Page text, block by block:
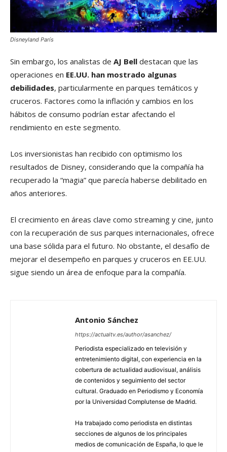
Disneyland París
Sin embargo, los analistas de AJ Bell destacan que las
operaciones en EE.UU. han mostrado algunas
debilidades, particularmente en parques temáticos y
cruceros. Factores como la inflación y cambios en los
hábitos de consumo podrían estar afectando el
rendimiento en este segmento.
Los inversionistas han recibido con optimismo los
resultados de Disney, considerando que la compañía ha
recuperado la “magia” que parecía haberse debilitado en
años anteriores.
El crecimiento en áreas clave como streaming y cine, junto
con la recuperación de sus parques internacionales, ofrece
una base sólida para el futuro. No obstante, el desafío de
mejorar el desempeño en parques y cruceros en EE.UU.
sigue siendo un área de enfoque para la compañía.
Antonio Sánchez
https://actualtv.es/author/asanchez/
Periodista especializado en televisión y
entretenimiento digital, con experiencia en la
cobertura de actualidad audiovisual, análisis
de contenidos y seguimiento del sector
cultural. Graduado en Periodismo y Economía
por la Universidad Complutense de Madrid.
Ha trabajado como periodista en distintas
secciones de algunos de los principales
medios de comunicación de España, lo que le